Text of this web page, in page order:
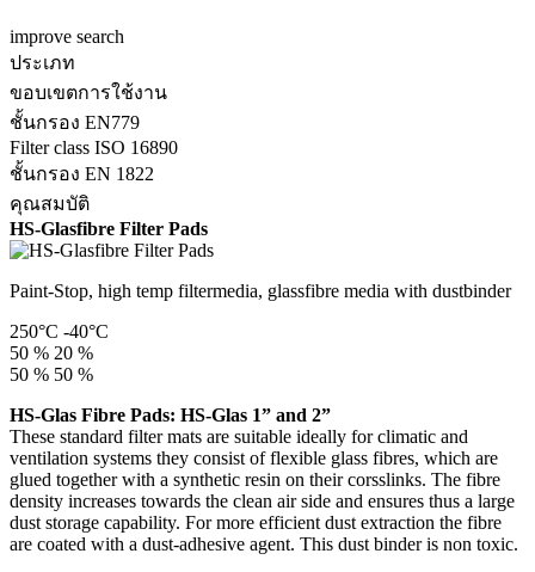
improve search
ประเภท
ขอบเขตการใช้งาน
ชั้นกรอง EN779
Filter class ISO 16890
ชั้นกรอง EN 1822
คุณสมบัติ
HS-Glasfibre Filter Pads
Paint-Stop, high temp filtermedia, glassfibre media with dustbinder
250°C -40°C
50 % 20 %
50 % 50 %
HS-Glas Fibre Pads: HS-Glas 1” and 2”
These standard filter mats are suitable ideally for climatic and
ventilation systems they consist of flexible glass fibres, which are
glued together with a synthetic resin on their corsslinks. The fibre
density increases towards the clean air side and ensures thus a large
dust storage capability. For more efficient dust extraction the fibre
are coated with a dust-adhesive agent. This dust binder is non toxic.